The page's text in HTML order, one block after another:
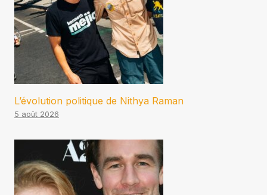
L’évolution politique de Nithya Raman
5 août 2026